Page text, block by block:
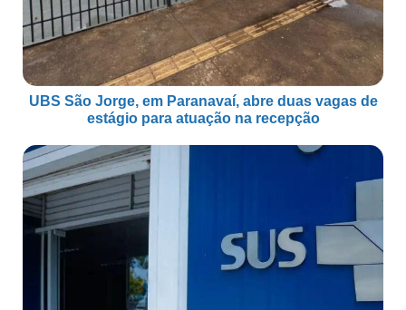
UBS São Jorge, em Paranavaí, abre duas vagas de
estágio para atuação na recepção